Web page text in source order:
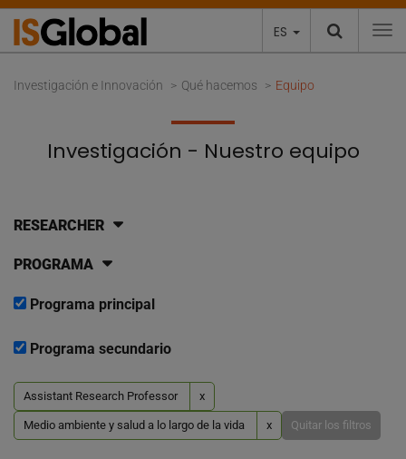
ES
Investigación e Innovación Qué hacemos Equipo
Investigación - Nuestro equipo
RESEARCHER
PROGRAMA
Programa principal
Programa secundario
Assistant Research Professor x
Medio ambiente y salud a lo largo de la vida x Quitar los filtros